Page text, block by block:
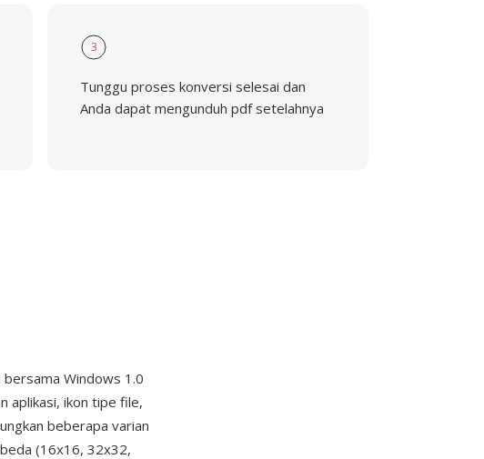
3
Tunggu proses konversi selesai dan
Anda dapat mengunduh pdf setelahnya
bersama Windows 1.0
aplikasi, ikon tipe file,
beberapa varian
(16x16, 32x32,